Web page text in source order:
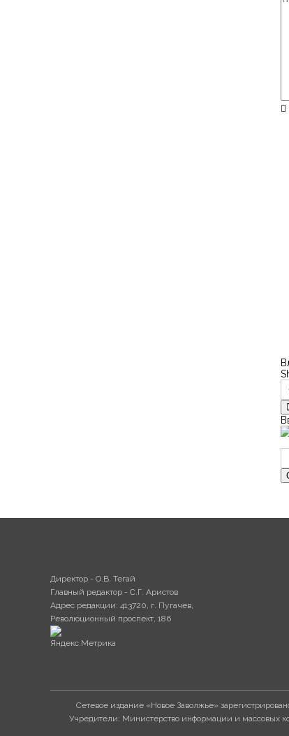
Директор - О.В. Тегай
Главный редактор - С.Г. Аристов
Адрес редакции: 413720, г. Пугачев,
Революционный проспект, 186
Сетевое издание «Новое Заволжье»
Учредители: Министерство информации и массовых